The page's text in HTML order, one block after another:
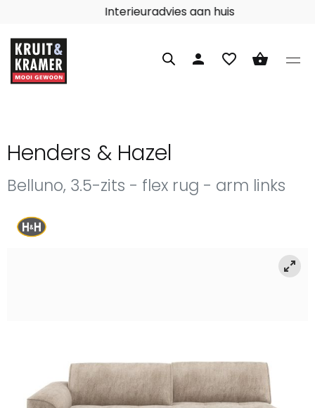
Interieuradvies aan huis
person favorite_border shopping_basket
Henders & Hazel
Belluno, 3.5-zits - flex rug - arm links